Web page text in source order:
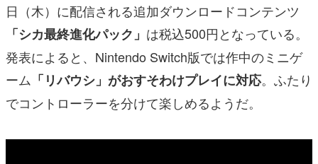
日（木）に配信される追加ダウンロードコンテンツ
「シカ最終進化パック」 は税込500円となっている。
発表によると、Nintendo Switch版では作中のミニゲ
ーム 「リバウシ」がおすそわけプレイに対応。ふたり
でコントローラーを分けて楽しめるようだ。